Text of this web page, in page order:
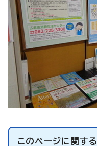
このページに関する